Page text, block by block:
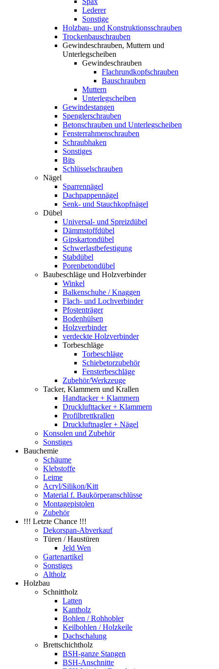
Lederer
Sonstige
Holzbau- und Konstruktionsschrauben
Trockenbauschrauben
Gewindeschrauben, Muttern und
Unterlegscheiben
Gewindeschrauben
Flachrundkopfschrauben
Bauschrauben
Muttern
Unterlegscheiben
Gewindestangen
Spenglerschrauben
Betonschrauben und Unterlegscheiben
Fensterrahmenschrauben
Schraubhaken
Sonstiges
Bits
Schlüsselschrauben
Nägel
Sparrennägel
Dachpappennägel
Senk- und Stauchkopfnägel
Dübel
Universal- und Spreizdübel
Dämmstoffdübel
Gipskartondübel
Schwerlastbefestigung
Stabdübel
Porenbetondübel
Baubeschläge und Holzverbinder
Winkel
Balkenschuhe / Knaggen
Flach- und Lochverbinder
Pfostenträger
Bodenhülsen
Holzverbinder
verdeckte Holzverbinder
Torbeschläge
Torbeschläge
Schiebetorzubehör
Fensterbeschläge
Zubehör/Werkzeuge
Tacker, Klammern und Krallen
Handtacker + Klammern
Drucklufttacker + Klammern
Profilbrettkrallen
Druckluftnagler + Nägel
Konsolen und Zubehör
Sonstiges
Bauchemie
Schäume
Klebstoffe
Leime
Acryl/Silikon/Kitt
Material f. Baukörperanschlüsse
Montagepistolen
Zubehör
!!! Letzte Chance !!!
Dekorspan-Abverkauf
Türen / Haustüren
Jeld Wen
Gartenartikel
Sonstiges
Altholz
Holzbau
Schnittholz
Latten
Kantholz
Bohlen / Rohhobler
Keilbohlen / Holzkeile
Dachschalung
Brettschichtholz
BSH-ganze Stangen
BSH-Anschnitte